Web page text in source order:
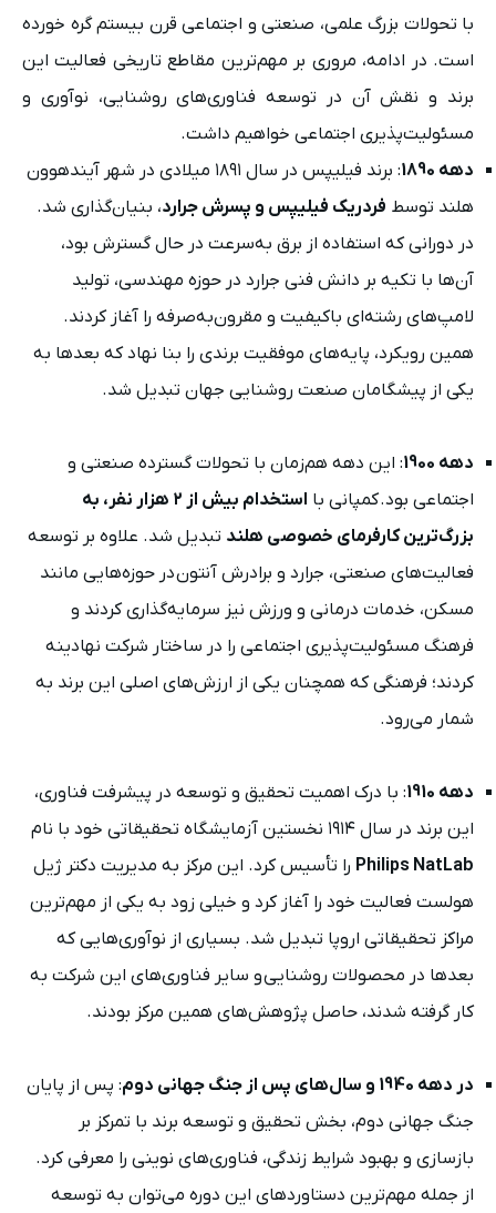
با تحولات بزرگ علمی، صنعتی و اجتماعی قرن بیستم گره خورده
است. در ادامه، مروری بر مهم‌ترین مقاطع تاریخی فعالیت این
برند و نقش آن در توسعه فناوری‌های روشنایی، نوآوری و
مسئولیت‌پذیری اجتماعی خواهیم داشت.
دهه 1890
: برند فیلیپس در سال ۱۸۹۱ میلادی در شهر آیندهوون
هلند توسط فردریک فیلیپس و پسرش جرارد، بنیان‌گذاری شد.
در دورانی که استفاده از برق به‌سرعت در حال گسترش بود،
آن‌ها با تکیه بر دانش فنی جرارد در حوزه مهندسی، تولید
لامپ‌های رشته‌ای باکیفیت و مقرون‌به‌صرفه را آغاز کردند.
همین رویکرد، پایه‌های موفقیت برندی را بنا نهاد که بعدها به
یکی از پیشگامان صنعت روشنایی جهان تبدیل شد.
دهه 1900
: این دهه هم‌زمان با تحولات گسترده صنعتی و
اجتماعی بود. کمپانی با
استخدام بیش از ۲ هزار نفر، به
بزرگ‌ترین کارفرمای خصوصی هلند تبدیل شد. علاوه بر توسعه
فعالیت‌های صنعتی، جرارد و برادرش آنتون در حوزه‌هایی مانند
مسکن، خدمات درمانی و ورزش نیز سرمایه‌گذاری کردند و
فرهنگ مسئولیت‌پذیری اجتماعی را در ساختار شرکت نهادینه
کردند؛ فرهنگی که همچنان یکی از ارزش‌های اصلی این برند به
شمار می‌رود.
دهه 1910
: با درک اهمیت تحقیق و توسعه در پیشرفت فناوری،
این برند در سال ۱۹۱۴ نخستین آزمایشگاه تحقیقاتی خود با نام
Philips NatLab را تأسیس کرد. این مرکز به مدیریت دکتر ژیل
هولست فعالیت خود را آغاز کرد و خیلی زود به یکی از مهم‌ترین
مراکز تحقیقاتی اروپا تبدیل شد. بسیاری از نوآوری‌هایی که
بعدها در محصولات روشنایی و سایر فناوری‌های این شرکت به
کار گرفته شدند، حاصل پژوهش‌های همین مرکز بودند.
در دهه 1940 و سال‌های پس از جنگ جهانی دوم
: پس از پایان
جنگ جهانی دوم، بخش تحقیق و توسعه برند با تمرکز بر
بازسازی و بهبود شرایط زندگی، فناوری‌های نوینی را معرفی کرد.
از جمله مهم‌ترین دستاوردهای این دوره می‌توان به توسعه